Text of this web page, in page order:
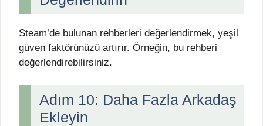
Steam’de bulunan rehberleri değerlendirmek, yeşil
güven faktörünüzü artırır. Örneğin, bu rehberi
değerlendirebilirsiniz.
Adım 10: Daha Fazla Arkadaş
Ekleyin